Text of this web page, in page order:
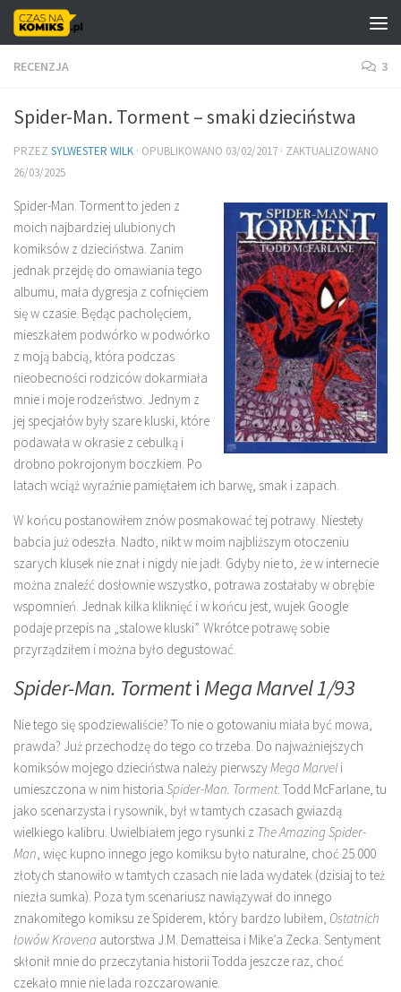
Skip to content
RECENZJA 3
Spider-Man. Torment – smaki dzieciństwa
PRZEZ SYLWESTER WILK · OPUBLIKOWANO 03/02/2017 · ZAKTUALIZOWANO
26/03/2025
Spider-Man. Torment to jeden z
moich najbardziej ulubionych
komiksów z dzieciństwa. Zanim
jednak przejdę do omawiania tego
albumu, mała dygresja z cofnięciem
się w czasie. Będąc pacholęciem,
mieszkałem podwórko w podwórko
z moją babcią, która podczas
nieobecności rodziców dokarmiała
mnie i moje rodzeństwo. Jednym z
jej specjałów były szare kluski, które
podawała w okrasie z cebulką i
drobno pokrojonym boczkiem. Po
latach wciąż wyraźnie pamiętałem ich barwę, smak i zapach.
W końcu postanowiłem znów posmakować tej potrawy. Niestety
babcia już odeszła. Nadto, nikt w moim najbliższym otoczeniu
szarych klusek nie znał i nigdy nie jadł. Gdyby nie to, że w internecie
można znaleźć dosłownie wszystko, potrawa zostałaby w obrębie
wspomnień. Jednak kilka kliknięć i w końcu jest, wujek Google
podaje przepis na „stalowe kluski”. Wkrótce potrawę sobie
przyrządziłem i można było degustować.
Spider-Man. Tormenti Mega Marvel 1/93
Nie tego się spodziewaliście? To nie o gotowaniu miała być mowa,
prawda? Już przechodzę do tego co trzeba. Do najważniejszych
komiksów mojego dzieciństwa należy pierwszyMega Marveli
umieszczona w nim historia Spider-Man. Torment. Todd McFarlane, tu
jako scenarzysta i rysownik, był w tamtych czasach gwiazdą
wielkiego kalibru. Uwielbiałem jego rysunki z The Amazing Spider-
Man, więc kupno innego jego komiksu było naturalne, choć 25.000
złotych stanowiło w tamtych czasach nie lada wydatek (dzisiaj to też
niezła sumka). Poza tym scenariusz nawiązywał do innego
znakomitego komiksu ze Spiderem, który bardzo lubiłem, Ostatnich
łowów Kravena autorstwa J.M. Dematteisa i Mike’a Zecka. Sentyment
skłonił mnie do przeczytania historii Todda jeszcze raz, choć
czekało mnie nie lada rozczarowanie.